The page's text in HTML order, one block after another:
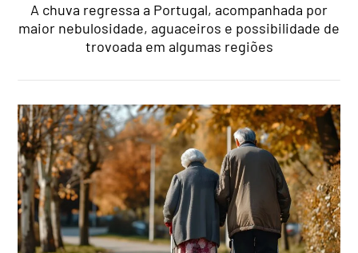
A chuva regressa a Portugal, acompanhada por
maior nebulosidade, aguaceiros e possibilidade de
trovoada em algumas regiões